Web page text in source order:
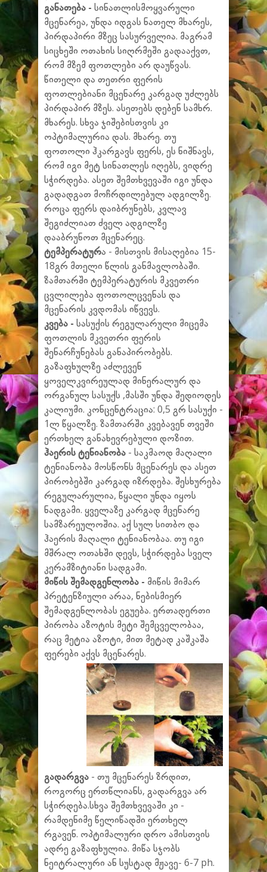
განათება - სინათლისმოყვარული
მცენარეა, უნდა იდგას ნათელ მხარეს,
პირდაპირი მზეც სასურველია. მაგრამ
სიცხეში ოთახის სიღრმეში გადააქვთ,
რომ მზემ ფოთლები არ დაუწვას.
წითელი და თეთრი ფერის
ფოთლებიანი მცენარე კარგად უძლებს
პირდაპირ მზეს. ასეთებს დებენ სამხრ.
მხარეს. სხვა ჯიშებისთვის კი
ოპტიმალურია დას. მხარე. თუ
ფოთოლი ჰკარგავს ფერს, ეს ნიშნავს,
რომ იგი მეტ სინათლეს იღებს, ვიდრე
სჭირდება. ასეთ შემთხვევაში იგი უნდა
გადადგათ მოჩრდილებულ ადგილზე.
როცა ფერს დაიბრუნებს, კვლავ
შეგიძლიათ ძველ ადგილზე
დააბრუნოთ მცენარეც.
ტემპერატურა - მისთვის მისაღებია 15-
18გრ მთელი წლის განმავლობაში.
ზამთარში ტემპერატურის მკვეთრი
ცვლილება ფოთოლცვენას და
მცენარის კვდომას იწვევს.
კვება - სასუქის რეგულარული მიცემა
ფოთლის მკვეთრი ფერის
შენარჩუნებას განაპირობებს.
გაზაფხულზე აძლევენ
ყოველკვირეულად მინერალურ და
ორგანულ სასუქს ,მასში უნდა შედიოდეს
კალიუმი. კონცენტრაცია: 0,5 გრ სასუქი -
1ლ წყალზე. ზამთარში კვებავენ თვეში
ერთხელ განახევრებული დოზით.
ჰაერის ტენიანობა - საკმაოდ მაღალი
ტენიანობა მოსწონს მცენარეს და ასეთ
პირობებში კარგად იზრდება. შესხურება
რეგულარულია, წყალი უნდა იყოს
ნადგამი. ყველაზე კარგად მცენარე
სამზარეულოშია. აქ სულ სითბო და
ჰაერის მაღალი ტენიანობაა. თუ იგი
მშრალ ოთახში დევს, სჭირდება სველ
კერამზიტიანი სადგამი.
მიწის შემადგენლობა - მიწის მიმარ
პრეტენზიული არაა, ნებისმიერ
შემადგენლობას ეგუება. ერთადერთი
პირობა აზოტის მეტი შემცველობაა,
რაც მეტია აზოტი, მით მეტად კაშკაშა
ფერები აქვს მცენარეს.
გადარგვა - თუ მცენარეს ზრდით,
როგორც ერთწლიანს, გადარგვა არ
სჭირდება.სხვა შემთხვევაში კი -
რამდენიმე წელიწადში ერთხელ
რგავენ. ოპტიმალური დრო ამისთვის
ადრე გაზაფხულია. მიწა სჯობს
ნეიტრალური ან სუსტად მჟავე- 6-7 ph.